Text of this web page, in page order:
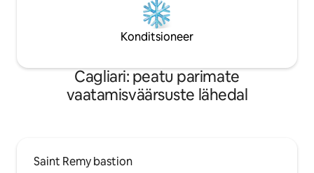
Konditsioneer
Cagliari: peatu parimate
vaatamisväärsuste lähedal
Saint Remy bastion